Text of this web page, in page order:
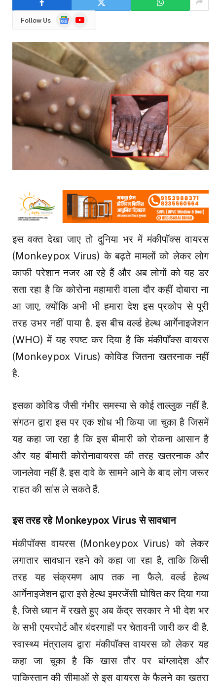
Follow Us
GoogleYouTube
इस वक्त देखा जाए तो दुनिया भर में मंकीपॉक्स वायरस
(Monkeypox Virus) के बढ़ते मामलों को लेकर लोग
काफी परेशान नजर आ रहे हैं और अब लोगों को यह डर
सता रहा है कि कोरोना महामारी वाला दौर कहीं दोबारा ना
आ जाए, क्योंकि अभी भी हमारा देश इस प्रकोप से पूरी
तरह उभर नहीं पाया है. इस बीच वर्ल्ड हेल्थ आर्गेनाइजेशन
(WHO) में यह स्पष्ट कर दिया है कि मंकीपाँक्स वायरस
(Monkeypox Virus) कोविड जितना खतरनाक नहीं
है.
इसका कोविड जैसी गंभीर समस्या से कोई ताल्लुक नहीं है.
संगठन द्वारा इस पर एक शोध भी किया जा चुका है जिसमें
यह कहा जा रहा है कि इस बीमारी को रोकना आसान है
और यह बीमारी कोरोनावायरस की तरह खतरनाक और
जानलेवा नहीं है. इस दावे के सामने आने के बाद लोग जरूर
राहत की सांस ले सकते हैं.
इस तरह रहे Monkeypox Virus से सावधान
मंकीपॉक्स वायरस (Monkeypox Virus) को लेकर
लगातार सावधान रहने को कहा जा रहा है, ताकि किसी
तरह यह संक्रमण आप तक ना फैले. वर्ल्ड हेल्थ
आर्गेनाइजेशन द्वारा इसे हेल्थ इमरजेंसी घोषित कर दिया गया
है, जिसे ध्यान में रखते हुए अब केंद्र सरकार ने भी देश भर
के सभी एयरपोर्ट और बंदरगाहों पर चेतावनी जारी कर दी है.
स्वास्थ्य मंत्रालय द्वारा मंकीपॉक्स वायरस को लेकर यह
कहा जा चुका है कि खास तौर पर बांग्लादेश और
पाकिस्तान की सीमाओं से इस वायरस के फैलने का खतरा